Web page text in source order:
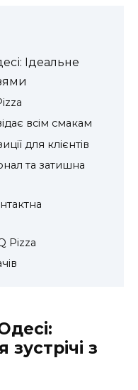
Ідеальне
всім смакам
для клієнтів
та затишна
Pizza
з